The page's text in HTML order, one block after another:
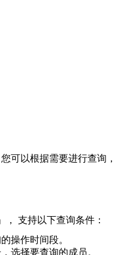
可以根据需要进行查询，
支持以下查询条件：
操作时间段。
选择要查询的成员。